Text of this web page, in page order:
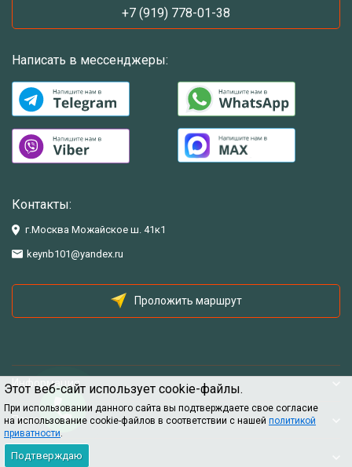
Этот веб-сайт использует cookie-файлы.
При использовании данного сайта вы подтверждаете свое согласие
на использование cookie-файлов в соответствии с нашей политикой
приватности.
Подтверждаю
+7 (919) 778-01-38
Написать в мессенджеры:
Контакты:
г.Москва Можайское ш. 41к1
keynb101@yandex.ru
Проложить маршрут
Информация
Помощь
Информация